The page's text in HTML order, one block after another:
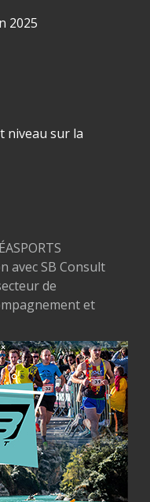
2025
niveau sur la
avec SB Consult
de
et